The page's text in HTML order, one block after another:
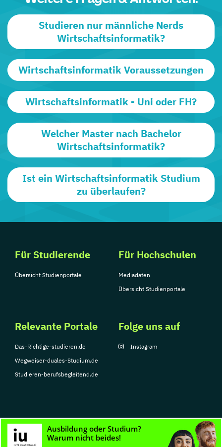
Studieren nur männliche Nerds
Wirtschaftsinformatik?
Wirtschaftsinformatik Voraussetzungen
Wirtschaftsinformatik - Uni oder FH?
Welcher Master nach Bachelor
Wirtschaftsinformatik?
Ist ein Wirtschaftsinformatik Studium
zu überlaufen?
Für Studierende
Übersicht Studienportale
Für Hochschulen
Mediadaten
Übersicht Studienportale
Relevante Portale
Das-Richtige-studieren.de
Wegweiser-duales-Studium.de
Studieren-berufsbegleitend.de
Folge uns auf
Instagram
© Copyright 2026, TarGroup Media GmbH